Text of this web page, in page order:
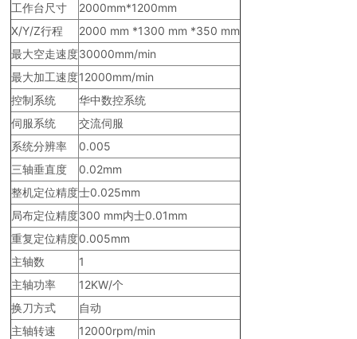
工作台尺寸
2000mm*1200mm
X/Y/Z行程
2000 mm *1300 mm *350 mm
最大空走速度30000mm/min
最大加工速度12000mm/min
控制系统
华中数控系统
伺服系统
交流伺服
系统分辨率
0.005
三轴垂直度
0.02mm
整机定位精度士0.025mm
局布定位精度300 mm内士0.01mm
重复定位精度0.005mm
主轴数
1
主轴功率
12KW/个
换刀方式
自动
主轴转速
12000rpm/min